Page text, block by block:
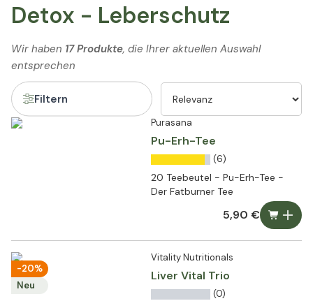
Detox - Leberschutz
Wir haben 17 Produkte, die Ihrer aktuellen Auswahl
entsprechen
Filtern
Purasana
Pu-Erh-Tee
(6)
20 Teebeutel - Pu-Erh-Tee -
Der Fatburner Tee
5,90 €
-20%
Neu
Vitality Nutritionals
Liver Vital Trio
(0)